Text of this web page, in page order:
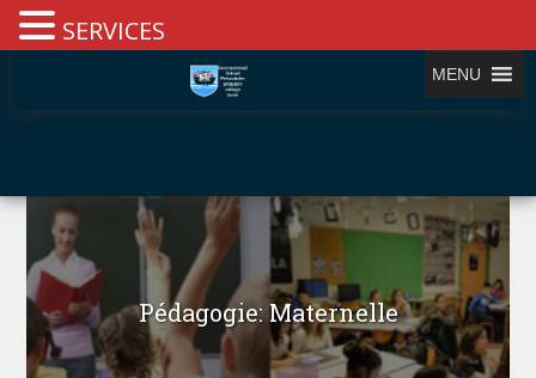
MENU
Pédagogie: Maternelle
SERVICES